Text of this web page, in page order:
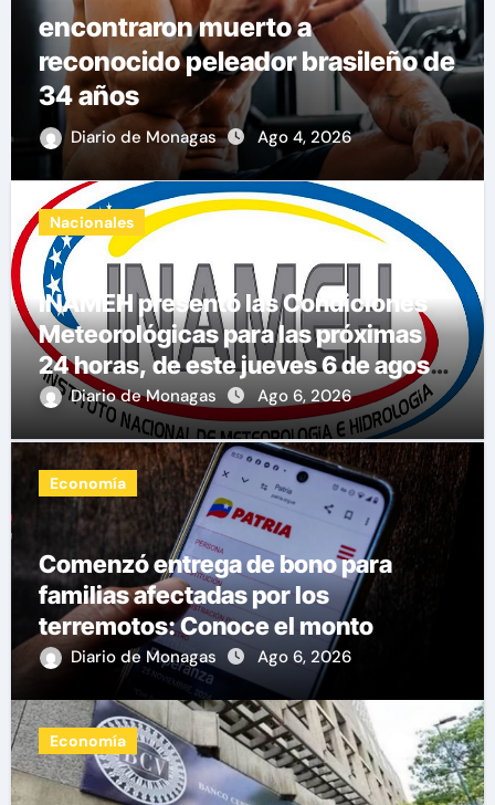
Las medidas que tomarán en el
fútbol europeo para erradicar las
demoras
Diario de Monagas Ago 4, 2026
Nacionales
INAMEH presentó las Condiciones
Meteorológicas para las próximas
24 horas, de este jueves 6 de agosto
2026Diario de Monagas Ago 6, 2026
Economía
Comenzó entrega de bono para
familias afectadas por los
terremotos: Conoce el monto
Diario de Monagas Ago 6, 2026
Economía